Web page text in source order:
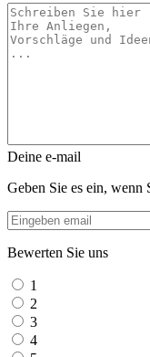
Deine e-mail
Geben Sie es ein, wenn
Bewerten Sie uns
1
2
3
4